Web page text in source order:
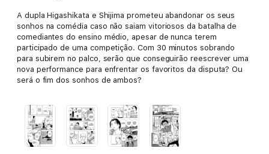
A dupla Higashikata e Shijima prometeu abandonar os seus
sonhos na comédia caso não saiam vitoriosos da batalha de
comediantes do ensino médio, apesar de nunca terem
participado de uma competição. Com 30 minutos sobrando
para subirem no palco, serão que conseguirão reescrever uma
nova performance para enfrentar os favoritos da disputa? Ou
será o fim dos sonhos de ambos?